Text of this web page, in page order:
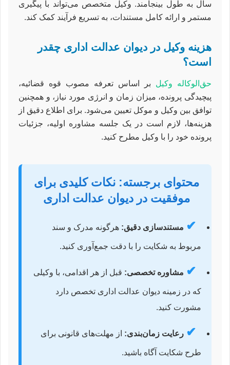
سال به طول بینجامند. وکیل متخصص می‌تواند با پیگیری
مستمر و ارائه کامل مستندات، به تسریع فرآیند کمک کند.
هزینه وکیل در دیوان عدالت اداری چقدر
است؟
حق‌الوکاله وکیل بر اساس تعرفه مصوب قوه قضائیه،
پیچیدگی پرونده، میزان زمان و انرژی مورد نیاز، و همچنین
توافق بین وکیل و موکل تعیین می‌شود. برای اطلاع دقیق از
هزینه‌ها، لازم است در یک جلسه مشاوره اولیه، جزئیات
پرونده خود را با وکیل مطرح کنید.
محتوای برجسته: نکات کلیدی برای
موفقیت در دیوان عدالت اداری
✔ مستندسازی دقیق: هرگونه مدرک و سند
مربوط به شکایت را با دقت جمع‌آوری کنید.
✔ مشاوره تخصصی: قبل از هر اقدامی، با وکیلی
که در زمینه دیوان عدالت اداری تخصص دارد
مشورت کنید.
✔ رعایت زمان‌بندی: از مهلت‌های قانونی برای
طرح شکایت آگاه باشید.